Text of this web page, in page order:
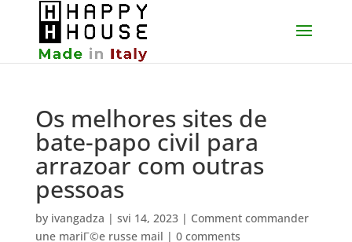
Os melhores sites de
bate-papo civil para
arrazoar com outras
pessoas
by ivangadza | svi 14, 2023| Comment commander
une mariГ©e russe mail | 0 comments